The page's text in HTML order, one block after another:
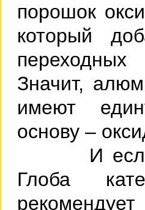
порошок окc
который
Значит,
имеют
основу –
И если
Глоба